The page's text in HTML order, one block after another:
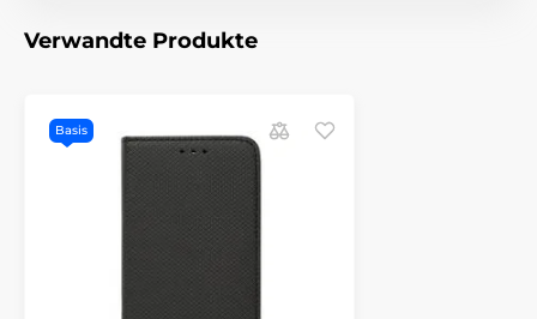
Verwandte Produkte
Basis